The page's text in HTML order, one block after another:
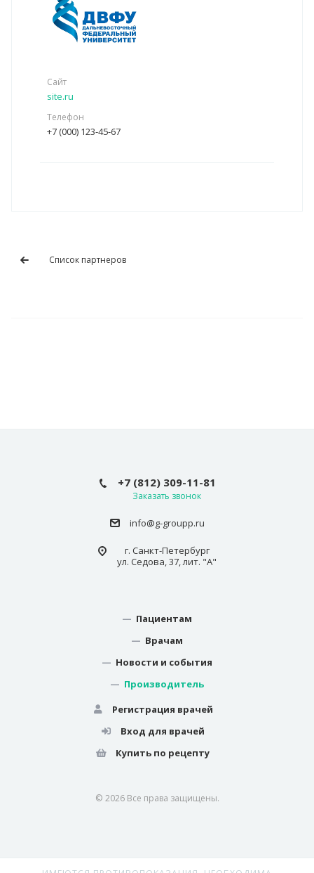
Сайт
site.ru
Телефон
+7 (000) 123-45-67
Список партнеров
+7 (812) 309-11-81
Заказать звонок
info@g-groupp.ru
г. Санкт-Петербург
ул. Седова, 37, лит. "А"
— Пациентам
— Врачам
— Новости и события
— Производитель
Регистрация врачей
Вход для врачей
Купить по рецепту
© 2026 Все права защищены.